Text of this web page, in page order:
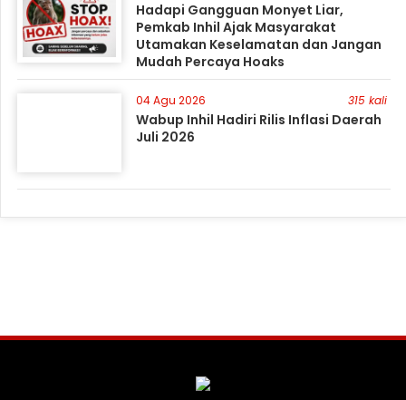
Hadapi Gangguan Monyet Liar,
Pemkab Inhil Ajak Masyarakat
Utamakan Keselamatan dan Jangan
Mudah Percaya Hoaks
04 Agu 2026 315 kali
Wabup Inhil Hadiri Rilis Inflasi Daerah
Juli 2026